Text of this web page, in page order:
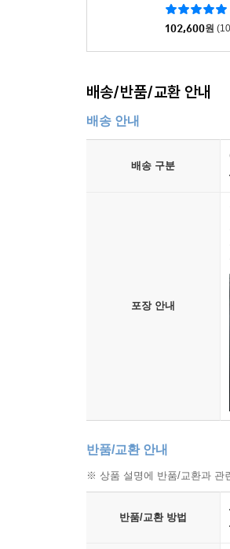
102,600원
배송/반품/교환 안내
배송 안내
배송 구분
포장 안내
반품/교환 안내
※ 상품 설명에 반품/교환과 관
반품/교환 방법